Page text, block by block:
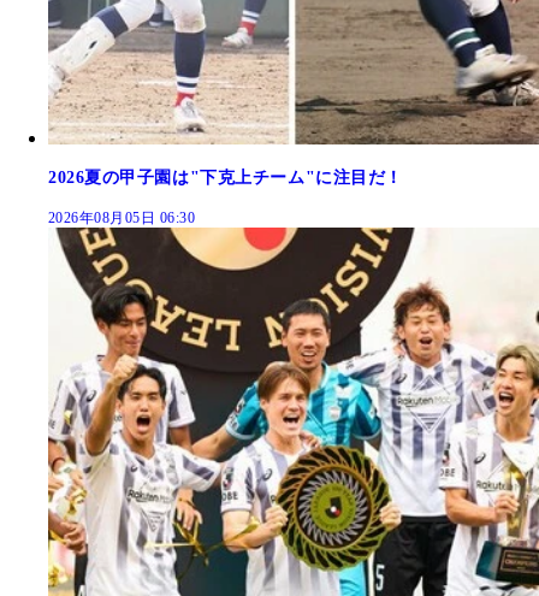
2026夏の甲子園は"下克上チーム"に注目だ！
2026年08月05日 06:30